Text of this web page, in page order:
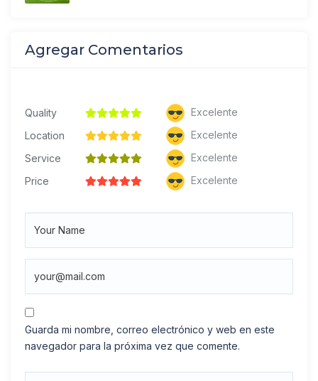
Agregar Comentarios
Quality
Excelente
Location
Excelente
Service
Excelente
Price
Excelente
Guarda mi nombre, correo electrónico y web en este
navegador para la próxima vez que comente.